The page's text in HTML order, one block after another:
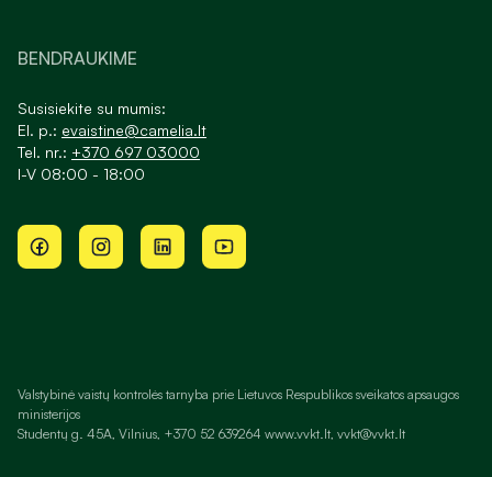
BENDRAUKIME
Susisiekite su mumis:
El. p.: evaistine@camelia.lt
Tel. nr.: +370 697 03000
I-V 08:00 - 18:00
Valstybinė vaistų kontrolės tarnyba prie Lietuvos Respublikos sveikatos apsaugos
ministerijos
Studentų g. 45A, Vilnius, +370 52 639264 www.vvkt.lt, vvkt@vvkt.lt